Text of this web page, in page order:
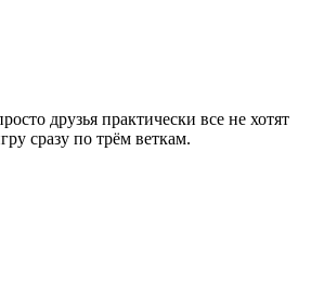
друзья практически все не хотят
сразу по трём веткам.